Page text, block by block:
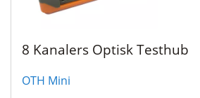
8 Kanalers Optisk Testhub
OTH Mini